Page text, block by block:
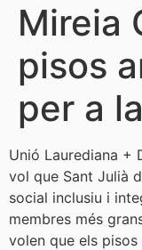
Mireia
pisos
per a
Unió Laurediana +
vol que Sant Julià
social inclusiu i
membres més
volen que els